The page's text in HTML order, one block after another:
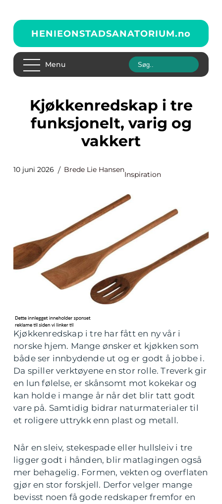
HENIEONSTADSANATORIUM.no
Menu
Kjøkkenredskap i tre
funksjonelt, varig og
vakkert
10 juni 2026 Brede Lie Hansen
Inspiration
Kjøkkenredskap i tre har fått en ny vår i
norske hjem. Mange ønsker et kjøkken som
både ser innbydende ut og er godt å jobbe i.
Da spiller verktøyene en stor rolle. Treverk gir
en lun følelse, er skånsomt mot kokekar og
kan holde i mange år når det blir tatt godt
vare på. Samtidig bidrar naturmaterialer til
et roligere uttrykk enn plast og metall.
Når en sleiv, stekespade eller hullsleiv i tre
ligger godt i hånden, blir matlagingen også
mer behagelig. Formen, vekten og overflaten
gjør en stor forskjell. Derfor velger mange
bevisst noen få gode redskaper fremfor en